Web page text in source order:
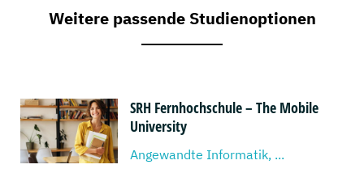
Weitere passende Studienoptionen
SRH Fernhochschule – The Mobile
University
Angewandte Informatik, ...